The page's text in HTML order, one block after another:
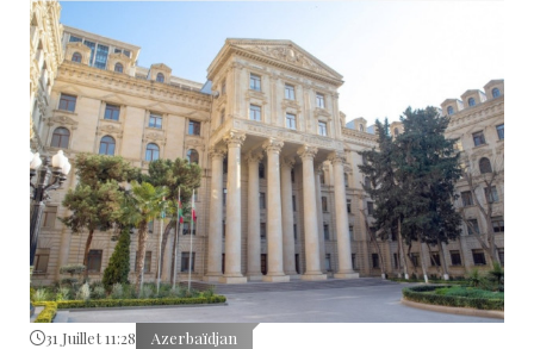
31 Juillet 11:28 Azerbaïdjan